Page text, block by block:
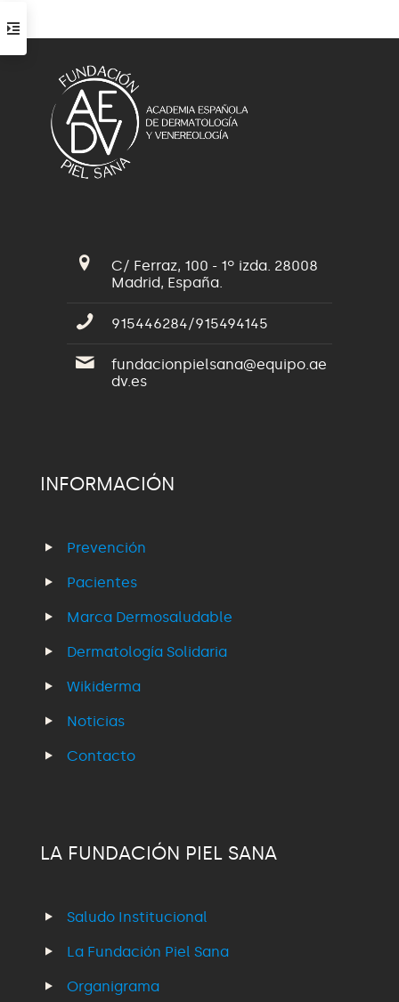
C/ Ferraz, 100 - 1º izda. 28008
Madrid, España.
915446284/915494145
fundacionpielsana@equipo.ae
dv.es
INFORMACIÓN
Prevención
Pacientes
Marca Dermosaludable
Dermatología Solidaria
Wikiderma
Noticias
Contacto
LA FUNDACIÓN PIEL SANA
Saludo Institucional
La Fundación Piel Sana
Organigrama